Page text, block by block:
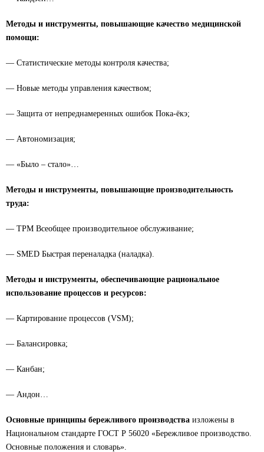
Методы и инструменты, повышающие качество медицинской
помощи:
— Статистические методы контроля качества;
— Новые методы управления качеством;
— Защита от непреднамеренных ошибок Пока-ёкэ;
— Автономизация;
— «Было – стало»…
Методы и инструменты, повышающие производительность
труда:
— ТРМ Всеобщее производительное обслуживание;
— SMED Быстрая переналадка (наладка).
Методы и инструменты, обеспечивающие рациональное
использование процессов и ресурсов:
— Картирование процессов (VSM);
— Балансировка;
— Канбан;
— Андон…
Основные принципы бережливого производства изложены в
Национальном стандарте ГОСТ Р 56020 «Бережливое производство.
Основные положения и словарь».